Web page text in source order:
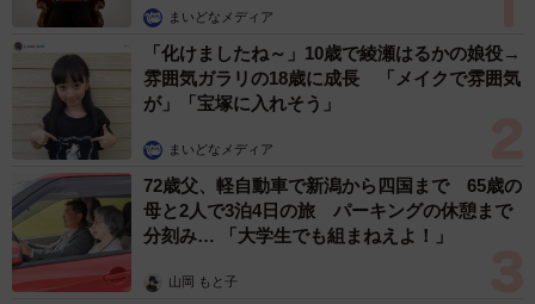
まいどなメディア
「化けましたね～」10歳で綾瀬はるかの娘役→
雰囲気ガラリの18歳に成長 「メイクで雰囲気
が」「宝塚に入れそう」
まいどなメディア
72歳父、軽自動車で新潟から四国まで 65歳の
母と2人で3泊4日の旅 パーキングの休憩まで
分刻み… 「大学生でも組まねえよ！」
山岡 もと子